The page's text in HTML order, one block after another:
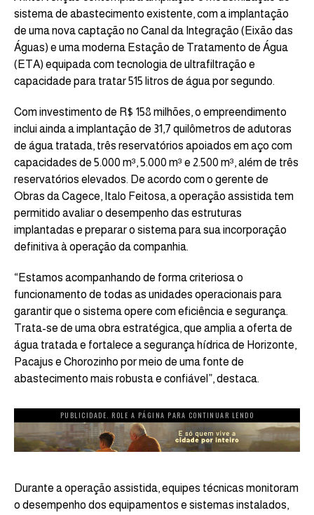
sistema de abastecimento existente, com a implantação
de uma nova captação no Canal da Integração (Eixão das
Águas) e uma moderna Estação de Tratamento de Água
(ETA) equipada com tecnologia de ultrafiltração e
capacidade para tratar 515 litros de água por segundo.
Com investimento de R$ 158 milhões, o empreendimento
inclui ainda a implantação de 31,7 quilômetros de adutoras
de água tratada, três reservatórios apoiados em aço com
capacidades de 5.000 m³, 5.000 m³ e 2.500 m³, além de três
reservatórios elevados. De acordo com o gerente de
Obras da Cagece, Italo Feitosa, a operação assistida tem
permitido avaliar o desempenho das estruturas
implantadas e preparar o sistema para sua incorporação
definitiva à operação da companhia.
“Estamos acompanhando de forma criteriosa o
funcionamento de todas as unidades operacionais para
garantir que o sistema opere com eficiência e segurança.
Trata-se de uma obra estratégica, que amplia a oferta de
água tratada e fortalece a segurança hídrica de Horizonte,
Pacajus e Chorozinho por meio de uma fonte de
abastecimento mais robusta e confiável”, destaca.
PUBLICIDADE. ROLE A PÁGINA PARA CONTINUAR LENDO
Durante a operação assistida, equipes técnicas monitoram
o desempenho dos equipamentos e sistemas instalados,